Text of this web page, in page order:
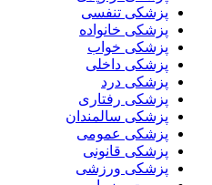
پزشکی تنفسی
پزشکی خانواده
پزشکی خواب
پزشکی داخلی
پزشکی درد
پزشکی رفتاری
پزشکی سالمندان
پزشکی عمومی
پزشکی قانونی
پزشکی ورزشی